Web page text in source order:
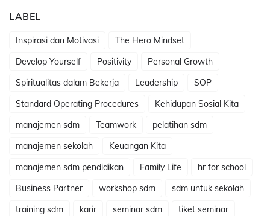
LABEL
Inspirasi dan Motivasi
The Hero Mindset
Develop Yourself
Positivity
Personal Growth
Spiritualitas dalam Bekerja
Leadership
SOP
Standard Operating Procedures
Kehidupan Sosial Kita
manajemen sdm
Teamwork
pelatihan sdm
manajemen sekolah
Keuangan Kita
manajemen sdm pendidikan
Family Life
hr for school
Business Partner
workshop sdm
sdm untuk sekolah
training sdm
karir seminar sdm
tiket seminar